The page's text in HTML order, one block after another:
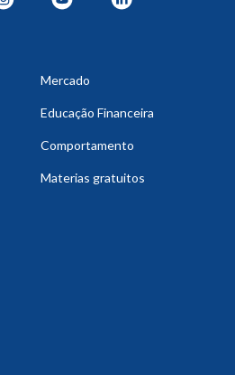
Mercado
Educação Financeira
Comportamento
Materias gratuitos